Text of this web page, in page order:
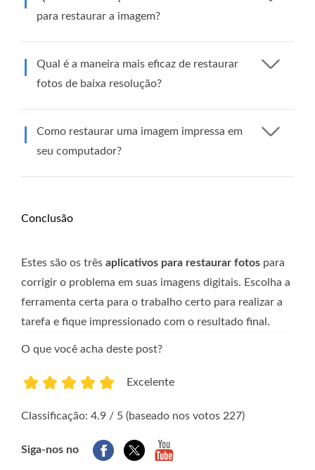
para restaurar a imagem?
Qual é a maneira mais eficaz de restaurar
fotos de baixa resolução?
Como restaurar uma imagem impressa em
seu computador?
Conclusão
Estes são os três aplicativos para restaurar fotos para
corrigir o problema em suas imagens digitais. Escolha a
ferramenta certa para o trabalho certo para realizar a
tarefa e fique impressionado com o resultado final.
O que você acha deste post?
Excelente
Classificação: 4.9 / 5 (baseado nos votos 227)
Siga-nos no